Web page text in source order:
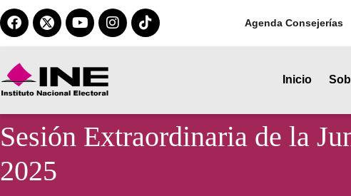
Agenda Consejerías
Inicio
Sesión Extraordinaria de la
2025